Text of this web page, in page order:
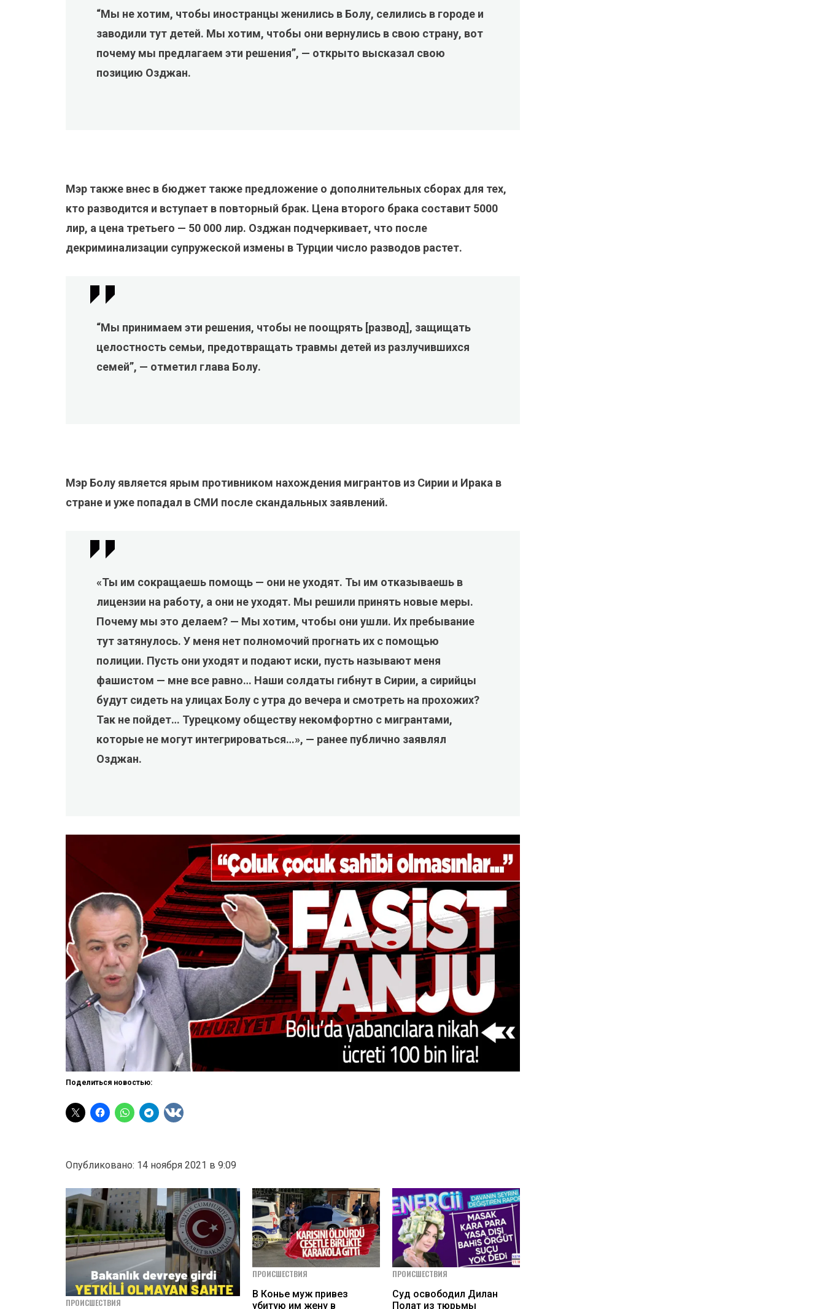
“Мы не хотим, чтобы иностранцы женились в Болу, селились в городе и
заводили тут детей. Мы хотим, чтобы они вернулись в свою страну, вот
почему мы предлагаем эти решения”, — открыто высказал свою
позицию Озджан.
Мэр также внес в бюджет также предложение о дополнительных сборах для тех,
кто разводится и вступает в повторный брак. Цена второго брака составит 5000
лир, а цена третьего — 50 000 лир. Озджан подчеркивает, что после
декриминализации супружеской измены в Турции число разводов растет.
“Мы принимаем эти решения, чтобы не поощрять [развод], защищать
целостность семьи, предотвращать травмы детей из разлучившихся
семей”, — отметил глава Болу.
Мэр Болу является ярым противником нахождения мигрантов из Сирии и Ирака в
стране и уже попадал в СМИ после скандальных заявлений.
«Ты им сокращаешь помощь — они не уходят. Ты им отказываешь в
лицензии на работу, а они не уходят. Мы решили принять новые меры.
Почему мы это делаем? — Мы хотим, чтобы они ушли. Их пребывание
тут затянулось. У меня нет полномочий прогнать их с помощью
полиции. Пусть они уходят и подают иски, пусть называют меня
фашистом — мне все равно… Наши солдаты гибнут в Сирии, а сирийцы
будут сидеть на улицах Болу с утра до вечера и смотреть на прохожих?
Так не пойдет… Турецкому обществу некомфортно с мигрантами,
которые не могут интегрироваться…», — ранее публично заявлял
Озджан.
Поделиться новостью:
Опубликовано: 14 ноября 2021 в 9:09
ПРОИСШЕСТВИЯ
ПРОИСШЕСТВИЯ
В Конье муж привез
убитую им жену в
ПРОИСШЕСТВИЯ
Суд освободил Дилан
Полат из тюрьмы